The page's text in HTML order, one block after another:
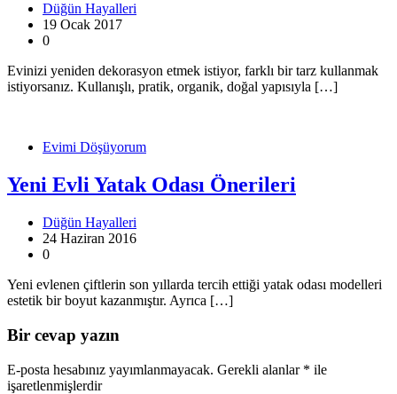
Düğün Hayalleri
19 Ocak 2017
0
Evinizi yeniden dekorasyon etmek istiyor, farklı bir tarz kullanmak
istiyorsanız. Kullanışlı, pratik, organik, doğal yapısıyla […]
Evimi Döşüyorum
Yeni Evli Yatak Odası Önerileri
Düğün Hayalleri
24 Haziran 2016
0
Yeni evlenen çiftlerin son yıllarda tercih ettiği yatak odası modelleri
estetik bir boyut kazanmıştır. Ayrıca […]
Bir cevap yazın
E-posta hesabınız yayımlanmayacak. Gerekli alanlar * ile
işaretlenmişlerdir